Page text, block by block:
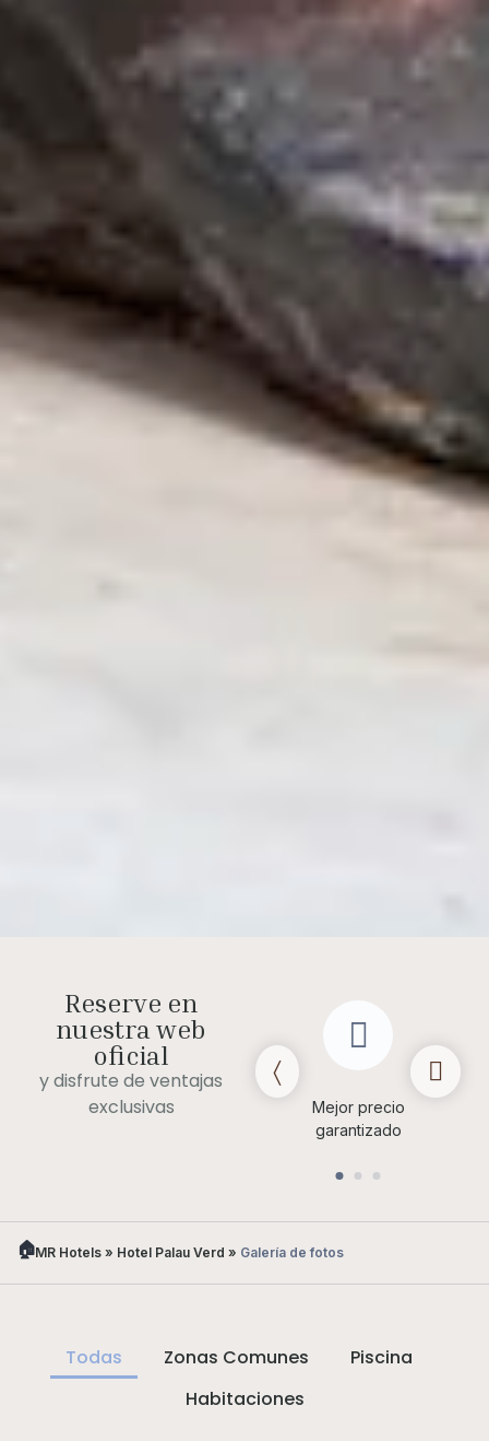
Reserve en
nuestra web
oficial
y disfrute de ventajas
exclusivas
Late check out (bajo
Mejor precio
garantizado
MR Hotels » Hotel Palau Verd » Galería de fotos
Todas Zonas Comunes
Piscina
Habitaciones